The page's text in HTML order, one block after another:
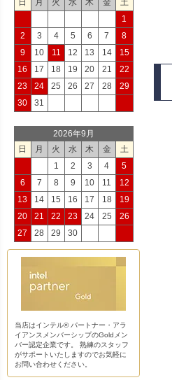
1
2
3 4 5 6 7
8
9
10 11 12 13 14
15
16
17 18 19 20 21
22
23
24 25 26 27 28
29
30
31
2026年9月
日
月 火 水 木 金
土
1
2 3 4
5
6
7 8 9 10 11
12
13
14 15 16 17 18
19
20
21 22 23 24 25
26
27
28 29 30
当店はインテル® パートナー・アラ
イアンスメンバーシップのGoldメン
バー認定企業です。 熟練のスタッフ
がサポートいたしますのでお気軽に
お問い合わせください。